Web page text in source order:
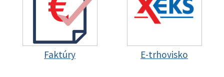
Faktúry E-trhovisko